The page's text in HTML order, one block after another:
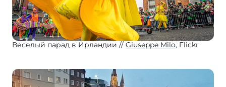
Веселый парад в Ирландии Giuseppe Milo, Flickr